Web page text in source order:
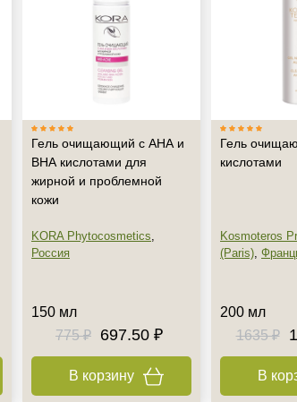
Гель очищающий с АНА и
ВНА кислотами для
жирной и проблемной
кожи
KORA Phytocosmetics,
Россия
150 мл
775 ₽
697.50 ₽
В корзину
Гель
кислотами
Kosmoteros
(Paris),
200 мл
1635 ₽
В